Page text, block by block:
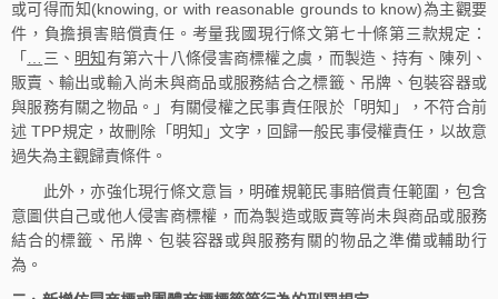
或可得而知(knowing, or with reasonable grounds to know)為主觀要
件，負擔損害賠償責任。考量我國現行條文第七十條第三款規定：
「
三、 明知有第六十八條侵害商標權之虞，而製造、持有、陳列、
販賣、輸出或輸入尚未與商品或服務結合之標籤、吊牌、包裝容器或
與服務有關之物品。」有關侵權之民事責任限於「明知」，不符合前
述 TPP規定，故刪除「明知」文字，回歸一般民事侵權責任，以故意
過失為主觀歸責條件。
此外，亦強化現行條文意旨，明確規範民事賠償責任範圍，包含
意圖供自己或他人侵害商標權，而為製造或販賣等尚未與商品或服務
結合的標籤、吊牌、包裝容器或與服務有關的物品之準備或輔助行
為。